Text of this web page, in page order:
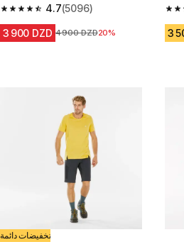
4.7
4.7 out of 5 stars from 5096 reviews
(5096)
3 900 DZD Prix avant la réduction
4 900 DZD20% 3
تخفيضات دائمة